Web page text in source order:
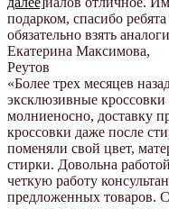
подарком, спасибо
обязательно взять
Екатерина Максимова,
Реутов
«Более трех месяцев
эксклюзивные
молниеносно, доставку
кроссовки даже после
поменяли свой цвет,
стирки. Довольна
четкую работу
предложенных товаров.